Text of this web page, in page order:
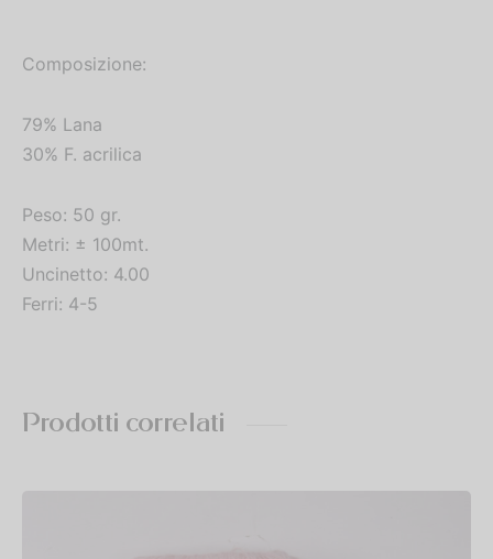
Composizione:
79% Lana
30% F. acrilica
Peso: 50 gr.
Metri: ± 100mt.
Uncinetto: 4.00
Ferri: 4-5
Prodotti correlati